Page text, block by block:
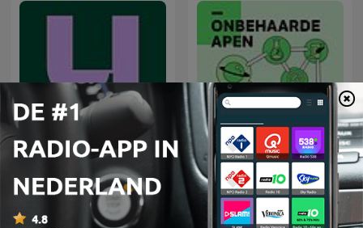
De Universiteit van
Vlaanderen Podcast
NRC Onbehaarde Apen